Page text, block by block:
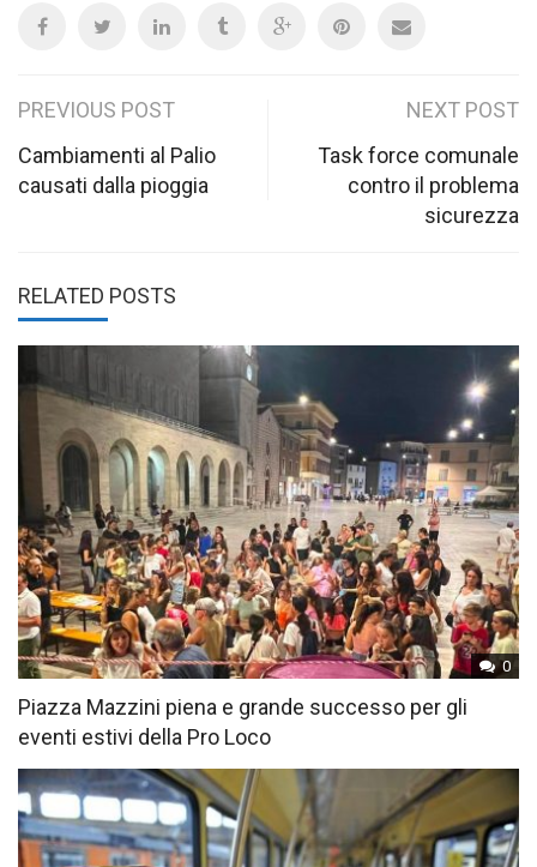
Post
navigation
PREVIOUS POST
Cambiamenti al Palio
causati dalla pioggia
NEXT POST
Task force comunale
contro il problema
sicurezza
RELATED POSTS
0
Piazza Mazzini piena e grande successo per gli
eventi estivi della Pro Loco